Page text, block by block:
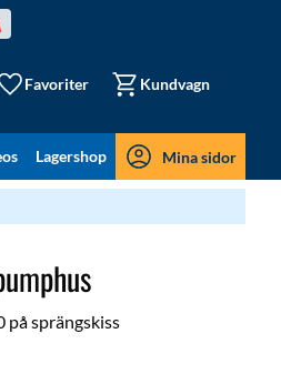
Favoriter Kundvagn
Lagershop Mina sidor
på sprängskiss